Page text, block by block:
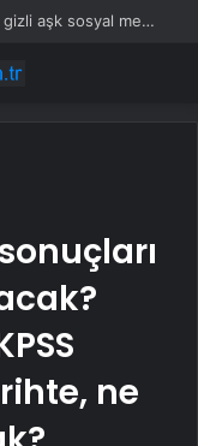
Mbappe ve Ester Exposito arasındaki gizli aşk sosyal medya paylaşımıyla kesinlik kazandı
ne